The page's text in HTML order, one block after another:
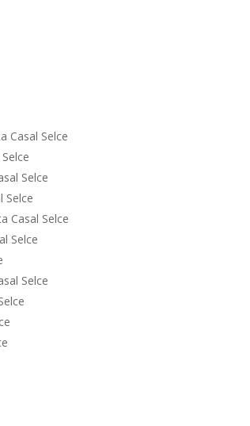
Casal Selce
Selce
Selce
Casal Selce
Selce
Selce